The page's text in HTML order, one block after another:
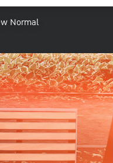
Normal